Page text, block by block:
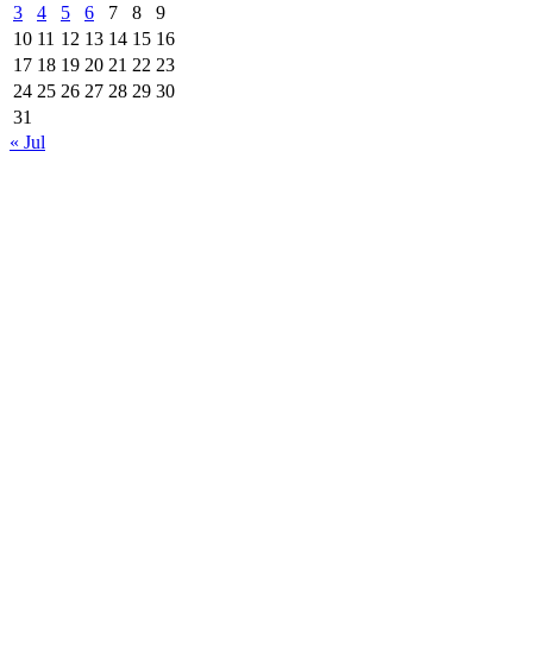
3
4 5 6 7 8
9
10 11 12 13 14 15 16
17 18 19 20 21 22 23
24 25 26 27 28 29 30
31
« Jul